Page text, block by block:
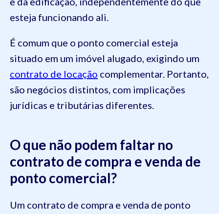
esteja funcionando ali.
É comum que o ponto comercial esteja
situado em um imóvel alugado, exigindo um
contrato de locação complementar. Portanto,
são negócios distintos, com implicações
jurídicas e tributárias diferentes.
O que não podem faltar no
contrato de compra e venda de
ponto comercial?
Um contrato de compra e venda de ponto